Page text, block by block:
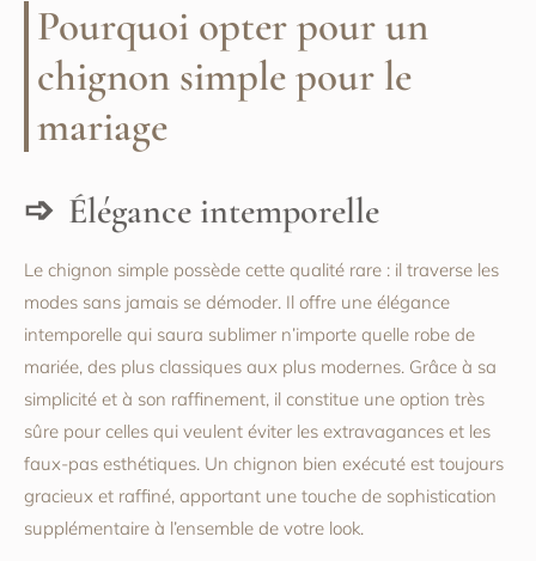
Pourquoi opter pour un
chignon simple pour le
mariage
Élégance intemporelle
Le chignon simple possède cette qualité rare : il traverse les
modes sans jamais se démoder. Il offre une élégance
intemporelle qui saura sublimer n’importe quelle robe de
mariée, des plus classiques aux plus modernes. Grâce à sa
simplicité et à son raffinement, il constitue une option très
sûre pour celles qui veulent éviter les extravagances et les
faux-pas esthétiques. Un chignon bien exécuté est toujours
gracieux et raffiné, apportant une touche de sophistication
supplémentaire à l’ensemble de votre look.